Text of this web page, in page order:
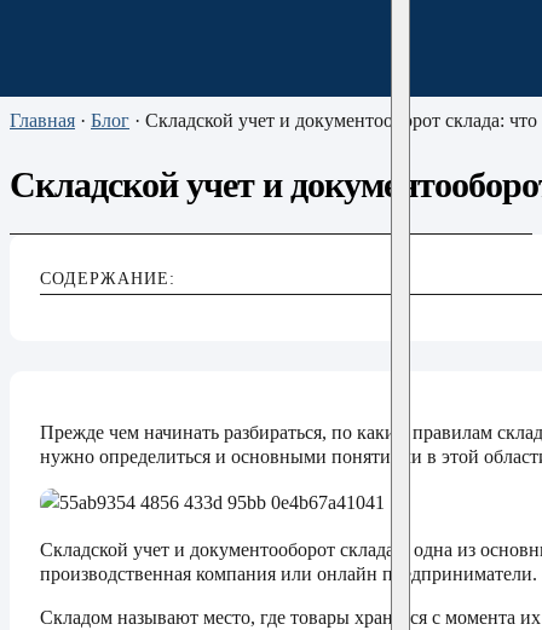
Главная · Блог · Складской учет и документооборот склада: что это и
Складской учет и
Прежде чем начинать разбираться, по каким правилам
нужно определиться и основными понятиями в этой
Складской учет и документооборот склада – одна из
производственная компания или онлайн предприниматели.
Складом называют место, где товары хранятся с момента
СОДЕРЖАНИЕ: